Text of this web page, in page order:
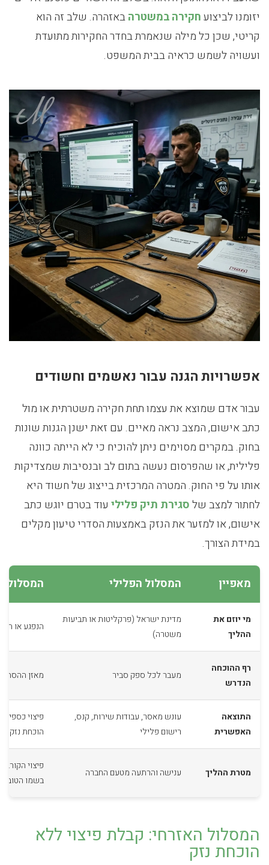
יזומנו לביצועחקירה במשטרהבאזהרה. שלב זה הוא
קריטי, שכן כל מילה שנאמרת בחדר החקירות מתועדת
ועשויה לשמש כראיה בבית המשפט.
אפשרויות הגנה עבור נאשמים וחשודים
עבור אדם שמוצא את עצמו תחת חקירה משטרתית או מול
כתב אישום, המצב נראה מאיים. עם זאת ישנן הגנות שונות
בחוק. במקרים מסוימים ניתן להוכיח כי לא הייתה כוונה
פלילית, או שהפרסום נעשה בתום לב ובנסיבות שמצדיקות
אותו על פי החוק. המטרה המרכזית בייצוג של חשוד היא
לחתור למצב שלסגירת תיק פלילי עוד בטרם יוגש כתב
אישום, או למזער את הנזק באמצעות הסדרי טיעון מקלים
במידת הצורך.
מאפיין המסלול הפלילי המסלול
מי יוזם את
ההליך
מדינת ישראל (פרקליטות או תביעות
משטרה)
הנפגע או
רף ההוכחה
הנדרש
מעבר לכל ספק סביר מאזן
התוצאה
האפשרית
עונש מאסר, עבודות שירות, קנס,
רישום פלילי
הוכחת נזק
מטרת ההליך ענישה והרתעה מטעם החברה
פיצוי
בשמו הטוב
המסלול האזרחי: קבלת פיצוי ללא
הוכחת נזק